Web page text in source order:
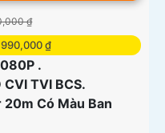
₫
₫
.
CVI TVI BCS.
20m Có Màu Ban